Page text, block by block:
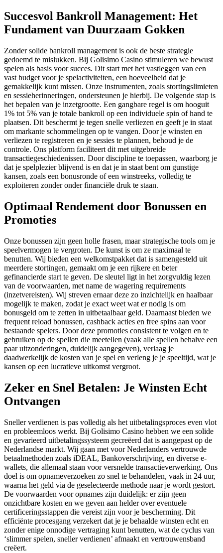
Succesvol Bankroll Management: Het
Fundament van Duurzaam Gokken
Zonder solide bankroll management is ook de beste strategie
gedoemd te mislukken. Bij Golisimo Casino stimuleren we bewust
spelen als basis voor succes. Dit start met het vastleggen van een
vast budget voor je spelactiviteiten, een hoeveelheid dat je
gemakkelijk kunt missen. Onze instrumenten, zoals stortingslimieten
en sessieherinneringen, ondersteunen je hierbij. De volgende stap is
het bepalen van je inzetgrootte. Een gangbare regel is om hooguit
1% tot 5% van je totale bankroll op een individuele spin of hand te
plaatsen. Dit beschermt je tegen snelle verliezen en geeft je in staat
om markante schommelingen op te vangen. Door je winsten en
verliezen te registreren en je sessies te plannen, behoud je de
controle. Ons platform faciliteert dit met uitgebreide
transactiegeschiedenissen. Door discipline te toepassen, waarborg je
dat je spelplezier blijvend is en dat je in staat bent om gunstige
kansen, zoals een bonusronde of een winstreeks, volledig te
exploiteren zonder onder financiële druk te staan.
Optimaal Rendement door Bonussen en
Promoties
Onze bonussen zijn geen holle frasen, maar strategische tools om je
speelvermogen te vergroten. De kunst is om ze maximaal te
benutten. Wij bieden een welkomstpakket dat is samengesteld uit
meerdere stortingen, gemaakt om je een rijkere en beter
gefinancierde start te geven. De sleutel ligt in het zorgvuldig lezen
van de voorwaarden, met name de wagering requirements
(inzetvereisten). Wij streven ernaar deze zo inzichtelijk en haalbaar
mogelijk te maken, zodat je exact weet wat er nodig is om
bonusgeld om te zetten in uitbetaalbaar geld. Daarnaast bieden we
frequent reload bonussen, cashback acties en free spins aan voor
bestaande spelers. Door deze promoties consistent te volgen en te
gebruiken op de spellen die meetellen (vaak alle spellen behalve een
paar uitzonderingen, duidelijk aangegeven), verlaag je
daadwerkelijk de kosten van je spel en verleng je je speeltijd, wat je
kansen op een lucratieve uitkomst vergroot.
Zeker en Snel Betalen: Je Winsten Echt
Ontvangen
Sneller verdienen is pas volledig als het uitbetalingsproces even vlot
en probleemloos werkt. Bij Golisimo Casino hebben we een solide
en gevarieerd uitbetalingssysteem gecreëerd dat is aangepast op de
Nederlandse markt. Wij gaan met voor Nederlanders vertrouwde
betaalmethoden zoals iDEAL, Bankoverschrijving, en diverse e-
wallets, die allemaal staan voor versnelde transactieverwerking. Ons
doel is om opnameverzoeken zo snel te behandelen, vaak in 24 uur,
waarna het geld via de geselecteerde methode naar je wordt gestort.
De voorwaarden voor opnames zijn duidelijk: er zijn geen
onzichtbare kosten en we geven aan helder over eventuele
certificeringsstappen die vereist zijn voor je bescherming. Dit
efficiënte procesgang verzekert dat je je behaalde winsten echt en
zonder enige onnodige vertraging kunt benutten, wat de cyclus van
‘slimmer spelen, sneller verdienen’ afmaakt en vertrouwensband
creëert.